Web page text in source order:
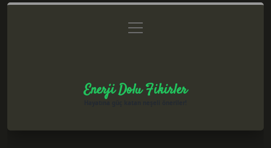
Gizlilik Politikası
menüyü
aç
Enerji Dolu Fikirler